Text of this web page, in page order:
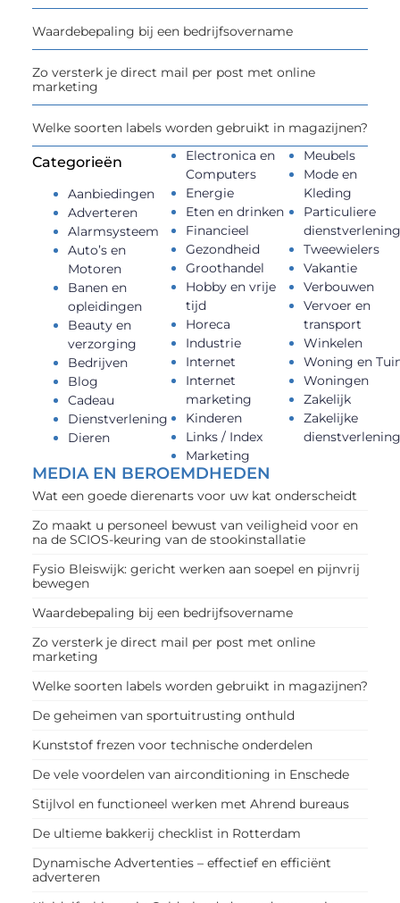
Waardebepaling bij een bedrijfsovername
Zo versterk je direct mail per post met online
marketing
Welke soorten labels worden gebruikt in magazijnen?
Categorieën
Aanbiedingen
Adverteren
Alarmsysteem
Auto’s en
Motoren
Banen en
opleidingen
Beauty en
verzorging
Bedrijven
Blog
Cadeau
Dienstverlening
Dieren
Electronica en
Computers
Energie
Eten en drinken
Financieel
Gezondheid
Groothandel
Hobby en vrije
tijd
Horeca
Industrie
Internet
Internet
marketing
Kinderen
Links / Index
Marketing
Meubels
Mode en
Kleding
Particuliere
Tweewielers
Vakantie
Verbouwen
Vervoer en
transport
Winkelen
Woning en
Woningen
Zakelijk
Zakelijke
MEDIA EN BEROEMDHEDEN
Wat een goede dierenarts voor uw kat onderscheidt
Zo maakt u personeel bewust van veiligheid voor en
na de SCIOS-keuring van de stookinstallatie
Fysio Bleiswijk: gericht werken aan soepel en pijnvrij
bewegen
Waardebepaling bij een bedrijfsovername
Zo versterk je direct mail per post met online
marketing
Welke soorten labels worden gebruikt in magazijnen?
De geheimen van sportuitrusting onthuld
Kunststof frezen voor technische onderdelen
De vele voordelen van airconditioning in Enschede
Stijlvol en functioneel werken met Ahrend bureaus
De ultieme bakkerij checklist in Rotterdam
Dynamische Advertenties – effectief en efficiënt
adverteren